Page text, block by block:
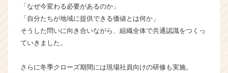
|
ベ
ン
チ
成
「なぜ今変わる必要があるのか」
「自分たちが地域に提供できる価値とは何か」
そうした問いに向き合いながら、組織全体で共通認識をつくっ
ていきました。
さらに冬季クローズ期間には現場社員向けの研修も実施。